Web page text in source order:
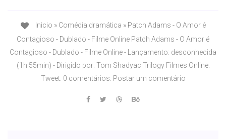
Inicio » Comédia dramática » Patch Adams - O Amor é
Contagioso - Dublado - Filme Online Patch Adams - O Amor é
Contagioso - Dublado - Filme Online - Lançamento: desconhecida
(1h 55min) - Dirigido por: Tom Shadyac Trilogy Filmes Online.
Tweet. 0 comentários: Postar um comentário